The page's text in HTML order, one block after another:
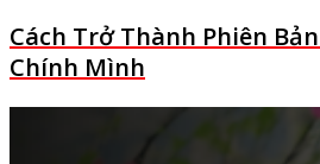
Cách Trở Thành Phiên
Chính Mình